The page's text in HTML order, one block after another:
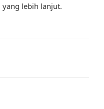
lebih lanjut.